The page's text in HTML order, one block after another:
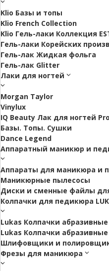
Klio Базы и топы
Klio French Collection
Klio Гель-лаки Коллекция
Гель-лаки Корейских
Гель-лак Жидкая фольга
Гель-лак Glitter
Лаки для ногтей
Morgan Taylor
Vinylux
IQ Beauty Лак для ногтей
Базы. Топы. Сушки
Dance Legend
Аппаратный маникюр и
Аппараты для маникюра и
Маникюрные пылесосы
Диски и сменные файлы
Колпачки для педикюра
Lukas Колпачки
Lukas Колпачки
Шлифовщики и
Фрезы для маникюра